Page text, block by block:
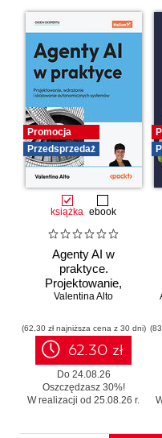
Promocja
Przedsprzedaż
książka ebook
Agenty AI w
praktyce.
Projektowanie,
wdrażanie i
autonomicznych
systemów
Valentina Alto
(62,30 zł najniższa cena z 30 dni)
62.30 zł
Do 24.08.26
Oszczędzasz 30%!
W realizacji od 25.08.26 r.